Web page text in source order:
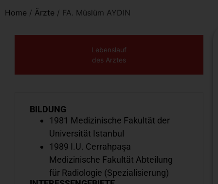
Home / Ärzte / FA. Müslüm AYDIN
Lebenslauf
des Arztes
BILDUNG
1981 Medizinische Fakultät der
Universität Istanbul
1989 I.U. Cerrahpaşa
Medizinische Fakultät Abteilung
für Radiologie (Spezialisierung)